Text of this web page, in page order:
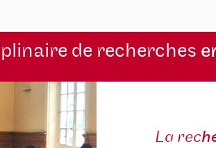
de recherches
La rec